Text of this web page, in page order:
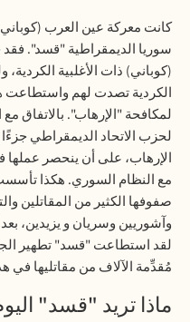
كانت معركة عين العرب
سوريا الديمقراطية "قسد".
(كوباني) ذات الأغلبية
الكردية تصدت لهم واستطاعت
لمكافحة "الإرهاب". بالاتفاق
لحزب الاتحاد الديمقراطي
الإرهاب، على أن ينحصر
مع النظام السوري. هكذا
صفوفها الكثير من المقاتلين
وآشوريين وسريان و يزيدين،
لقد استطاعت "قسد" تطهير
مُقدِّمة الآلاف من مقاتليها في
ماذا تريد "قسد"